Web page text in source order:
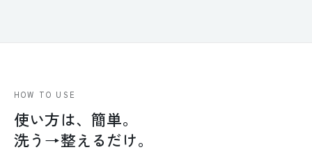
HOW TO USE
使い方は、簡単。
洗う→整えるだけ。